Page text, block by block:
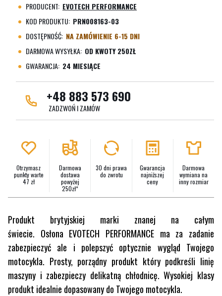
PRODUCENT: EVOTECH PERFORMANCE
KOD PRODUKTU: PRN008163-03
DOSTĘPNOŚĆ: NA ZAMÓWIENIE 6-15 DNI
DARMOWA WYSYŁKA: OD KWOTY 250ZŁ
GWARANCJA: 24 MIESIĄCE
+48 883 573 690
ZADZWOŃ I ZAMÓW
Darmowa
wymiana na
inny rozmiar
Gwarancja
najniższej
ceny
30 dni prawa
do zwrotu
Darmowa
dostawa
powyżej
250zł*
Otrzymasz
punkty warte
47 zł
Produkt brytyjskiej marki znanej na całym
świecie. Osłona EVOTECH PERFORMANCE ma za zadanie
zabezpieczyć ale i polepszyć optycznie wygląd Twojego
motocykla. Prosty, porządny produkt który podkreśli linię
maszyny i zabezpieczy delikatną chłodnicę. Wysokiej klasy
produkt idealnie dopasowany do Twojego motocykla.